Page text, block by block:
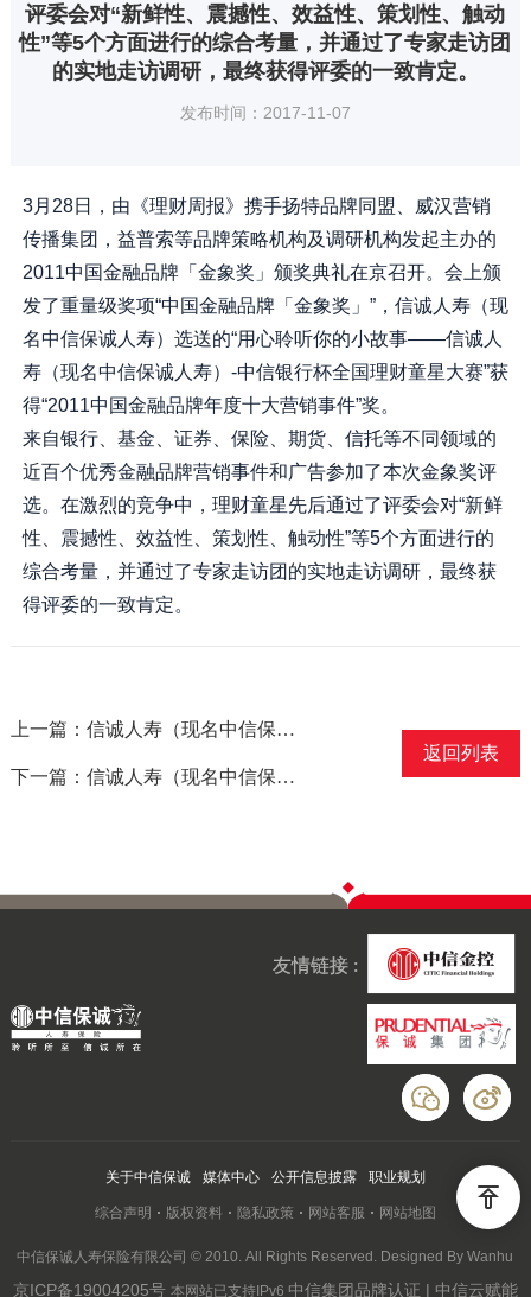
评委会对“新鲜性、震撼性、效益性、策划性、触动
性”等5个方面进行的综合考量，并通过了专家走访团
的实地走访调研，最终获得评委的一致肯定。
发布时间：2017-11-07
3月28日，由《理财周报》携手扬特品牌同盟、威汉营销
传播集团，益普索等品牌策略机构及调研机构发起主办的
2011中国金融品牌「金象奖」颁奖典礼在京召开。会上颁
发了重量级奖项“中国金融品牌「金象奖」”，信诚人寿（现
名中信保诚人寿）选送的“用心聆听你的小故事——信诚人
寿（现名中信保诚人寿）-中信银行杯全国理财童星大赛”获
得“2011中国金融品牌年度十大营销事件”奖。
来自银行、基金、证券、保险、期货、信托等不同领域的
近百个优秀金融品牌营销事件和广告参加了本次金象奖评
选。在激烈的竞争中，理财童星先后通过了评委会对“新鲜
性、震撼性、效益性、策划性、触动性”等5个方面进行的
综合考量，并通过了专家走访团的实地走访调研，最终获
得评委的一致肯定。
上一篇：信诚人寿（现名中信保诚人寿）湖北分公司赵清芳获评“2012湖北微笑之星”
下一篇：信诚人寿（现名中信保诚人寿）山东分公司客户服务部、铜元营销服务部获得“四个率先”创建工作先进单位称号
返回列表
友情链接 :
关于中信保诚 媒体中心 公开信息披露 职业规划
综合声明 版权资料 隐私政策 网站客服 网站地图
中信保诚人寿保险有限公司 © 2010. All Rights Reserved. Designed By Wanhu
京ICP备19004205号 本网站已支持IPv6 中信集团品牌认证 | 中信云赋能